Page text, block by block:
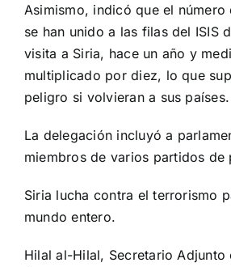
Asimismo, indicó que el número
se han unido a las filas del ISIS
visita a Siria, hace un año y
multiplicado por diez, lo que
peligro si volvieran a sus países.
La delegación incluyó a
miembros de varios partidos de
Siria lucha contra el terrorismo
mundo entero.
Hilal al-Hilal, Secretario Adjunto